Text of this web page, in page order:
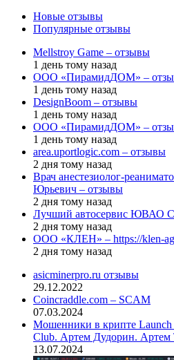
Новые отзывы
Популярные отзывы
Mellstroy Game – отзывы
1 день тому назад
ООО «ПирамидДОМ» –
1 день тому назад
DesignBoom – отзывы
1 день тому назад
ООО «ПирамидДОМ» –
1 день тому назад
area.uportlogic.com – отзывы
2 дня тому назад
Врач анестезиолог-
Юрьевич – отзывы
2 дня тому назад
Лучший автосервис ЮВАО
2 дня тому назад
ООО «КЛЕН» – https://klen-
2 дня тому назад
asicminerpro.ru отзывы
29.12.2022
Coincraddle.com – SCAM
07.03.2024
Мошенники в крипте
Club. Артем Дудорин. Артем
13.07.2024